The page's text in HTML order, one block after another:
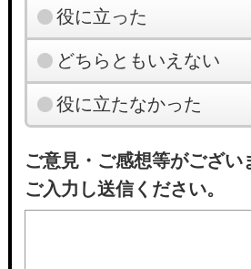
役に立った
どちらともいえない
役に立たなかった
ご意見・ご感想等がござい
ご入力し送信ください。